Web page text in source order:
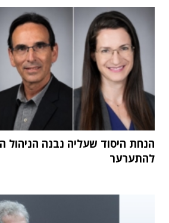
הנחת היסוד שעליה נבנה הניהול
להתערער